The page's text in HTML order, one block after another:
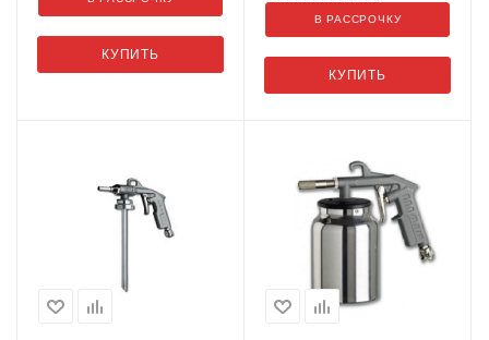
КУПИТЬ
КУПИТЬ
В РАССРОЧКУ